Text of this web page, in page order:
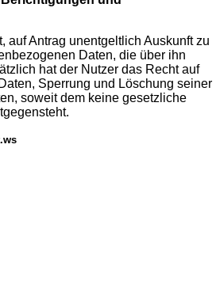
auf Antrag unentgeltlich Auskunft zu
Daten, die über ihn
hat der Nutzer das Recht auf
Sperrung und Löschung seiner
soweit dem keine gesetzliche